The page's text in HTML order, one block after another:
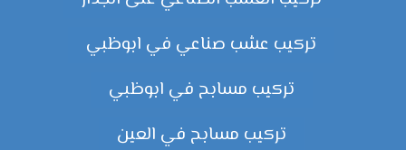
تركيب عشب صناعي في ابوظبي
تركيب مسابح في ابوظبي
تركيب مسابح في العين